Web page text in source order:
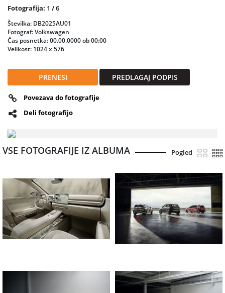
dokazujemo, da to zmoremo.«
Fotografija: 1 /6
Številka: DB2025AU01
Fotograf: Volkswagen
Čas posnetka: 00.00.0000 ob 00:00
Velikost: 1024 x 576
PRENESI PREDLAGAJ PODPIS
Povezava do fotografije
Deli fotografijo
VSE FOTOGRAFIJE IZ ALBUMA Pogled